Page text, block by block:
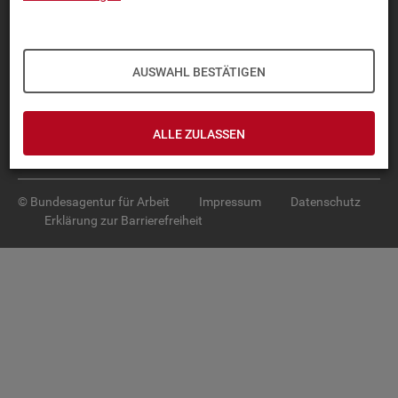
AUSWAHL BESTÄTIGEN
ALLE ZULASSEN
TOP-PRO­DUK­TE
SER­VICE
© Bundesagentur für Arbeit Impressum
Datenschutz
Erklärung zur Barrierefreiheit